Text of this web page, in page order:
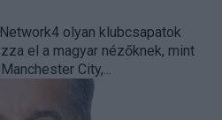
olyan klubcsapatok
el a magyar nézőknek, mint
City,...